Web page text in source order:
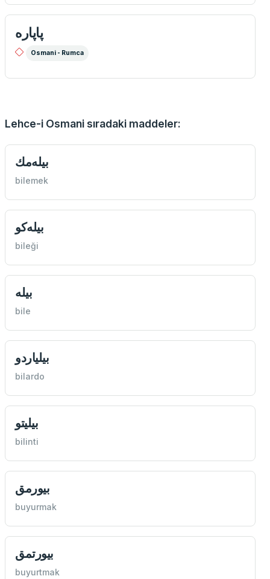
پاپاره
Osmani - Rumca
Lehce-i Osmani sıradaki maddeler:
بيله‌مك
bilemek
بيله‌كو
bileği
بيله
bile
بيلياردو
bilardo
بيليتو
bilinti
بيورمق
buyurmak
بيورتمق
buyurtmak